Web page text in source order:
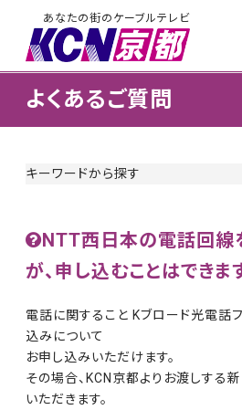
あなたの街のケーブルテレビ
よくあるご質問
キーワードから探す
NTT西日本の電話回線
が、申し込むことはできま
電話に関すること Kブロード光電話
込みについて
お申し込みいただけます。
その場合、KCN京都よりお渡しする
いただきます。